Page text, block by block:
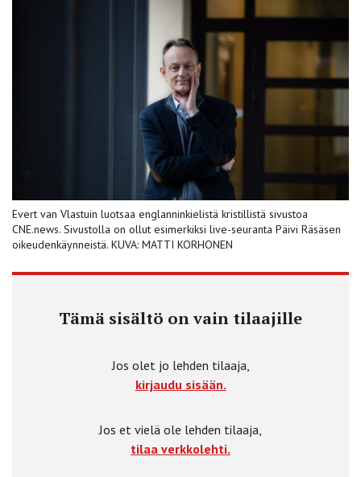
Evert van Vlastuin luotsaa englanninkielistä kristillistä sivustoa
CNE.news. Sivustolla on ollut esimerkiksi live-seuranta Päivi Räsäsen
oikeudenkäynneistä. KUVA: MATTI KORHONEN
Tämä sisältö on vain tilaajille
Jos olet jo lehden tilaaja,
kirjaudu sisään.
Jos et vielä ole lehden tilaaja,
tilaa verkkolehti.